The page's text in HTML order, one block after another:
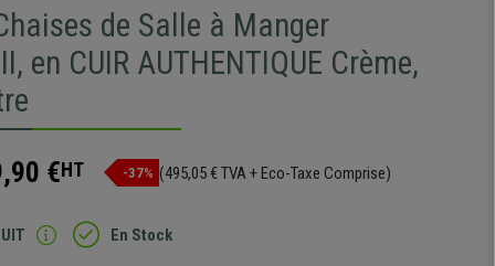
de Salle à Manger
en CUIR AUTHENTIQUE Crème,
€HT -37% (495,05 € TVA + Eco-Taxe Comprise)
En Stock